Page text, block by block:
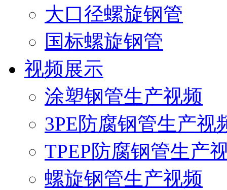
大口径螺旋钢管
国标螺旋钢管
视频展示
涂塑钢管生产视频
3PE防腐钢管生产视
TPEP防腐钢管生产
螺旋钢管生产视频